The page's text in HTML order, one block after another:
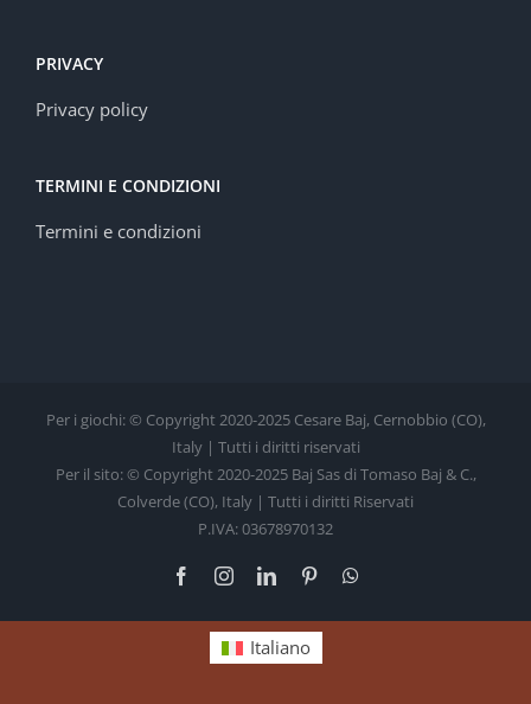
PRIVACY
Privacy policy
TERMINI E CONDIZIONI
Termini e condizioni
Per i giochi: © Copyright 2020-2025 Cesare Baj, Cernobbio (CO),
Italy | Tutti i diritti riservati
Per il sito: © Copyright 2020-2025 Baj Sas di Tomaso Baj & C.,
Colverde (CO), Italy | Tutti i diritti Riservati
P.IVA: 03678970132
FacebookInstagramLinkedInPinterest
Italiano